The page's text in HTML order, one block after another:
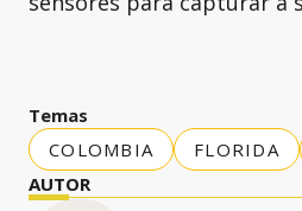
Temas
COLOMBIA
FLORIDA
AUTOR